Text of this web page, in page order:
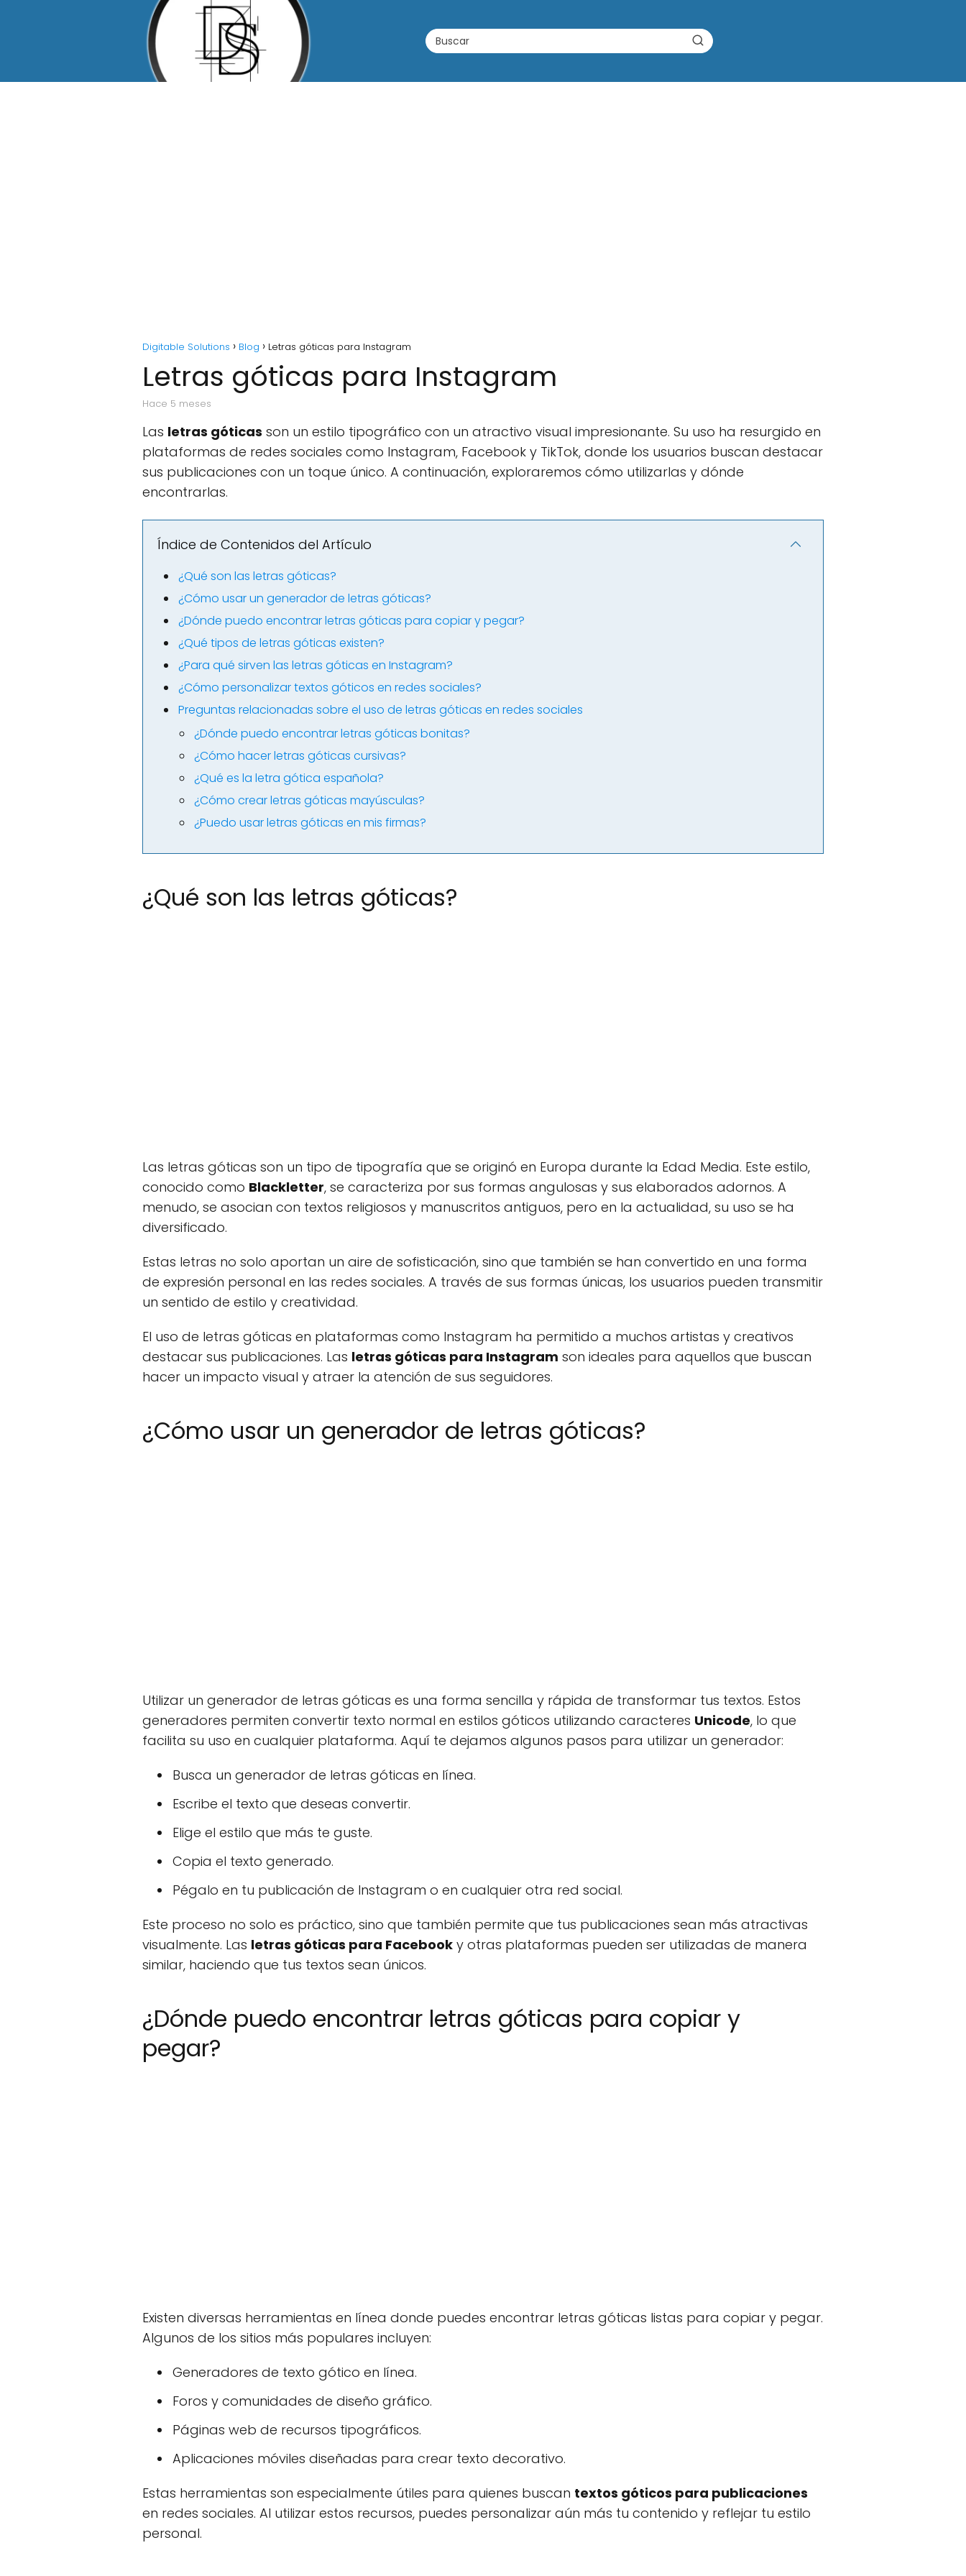
Digitable Solutions Blog Letras góticas para Instagram
Letras góticas para Instagram
hace 5 meses
Las letras góticas son un estilo tipográfico con un atractivo visual impresionante. Su uso ha resurgido en
plataformas de redes sociales como Instagram, Facebook y TikTok, donde los usuarios buscan destacar
sus publicaciones con un toque único. A continuación, exploraremos cómo utilizarlas y dónde
encontrarlas.
Índice de Contenidos del Artículo
¿Qué son las letras góticas?
¿Cómo usar un generador de letras góticas?
¿Dónde puedo encontrar letras góticas para copiar y pegar?
¿Qué tipos de letras góticas existen?
¿Para qué sirven las letras góticas en Instagram?
¿Cómo personalizar textos góticos en redes sociales?
Preguntas relacionadas sobre el uso de letras góticas en redes sociales
¿Dónde puedo encontrar letras góticas bonitas?
¿Cómo hacer letras góticas cursivas?
¿Qué es la letra gótica española?
¿Cómo crear letras góticas mayúsculas?
¿Puedo usar letras góticas en mis firmas?
¿Qué son las letras góticas?
Las letras góticas son un tipo de tipografía que se originó en Europa durante la Edad Media. Este estilo,
conocido como Blackletter, se caracteriza por sus formas angulosas y sus elaborados adornos. A
menudo, se asocian con textos religiosos y manuscritos antiguos, pero en la actualidad, su uso se ha
diversificado.
Estas letras no solo aportan un aire de sofisticación, sino que también se han convertido en una forma
de expresión personal en las redes sociales. A través de sus formas únicas, los usuarios pueden transmitir
un sentido de estilo y creatividad.
El uso de letras góticas en plataformas como Instagram ha permitido a muchos artistas y creativos
destacar sus publicaciones. Las letras góticas para Instagram son ideales para aquellos que buscan
hacer un impacto visual y atraer la atención de sus seguidores.
¿Cómo usar un generador de letras góticas?
Utilizar un generador de letras góticas es una forma sencilla y rápida de transformar tus textos. Estos
generadores permiten convertir texto normal en estilos góticos utilizando caracteres Unicode, lo que
facilita su uso en cualquier plataforma. Aquí te dejamos algunos pasos para utilizar un generador:
Busca un generador de letras góticas en línea.
Escribe el texto que deseas convertir.
Elige el estilo que más te guste.
Copia el texto generado.
Pégalo en tu publicación de Instagram o en cualquier otra red social.
Este proceso no solo es práctico, sino que también permite que tus publicaciones sean más atractivas
visualmente. Las letras góticas para Facebook y otras plataformas pueden ser utilizadas de manera
similar, haciendo que tus textos sean únicos.
¿Dónde puedo encontrar letras góticas para copiar y
pegar?
Existen diversas herramientas en línea donde puedes encontrar letras góticas listas para copiar y pegar.
Algunos de los sitios más populares incluyen:
Generadores de texto gótico en línea.
Foros y comunidades de diseño gráfico.
Páginas web de recursos tipográficos.
Aplicaciones móviles diseñadas para crear texto decorativo.
Estas herramientas son especialmente útiles para quienes buscan textos góticos para publicaciones
en redes sociales. Al utilizar estos recursos, puedes personalizar aún más tu contenido y reflejar tu estilo
personal.